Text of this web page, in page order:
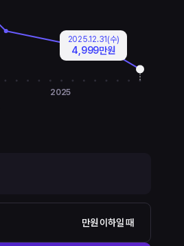
2025.12.31(수)
4,999만원
2025
만원 이하일 때